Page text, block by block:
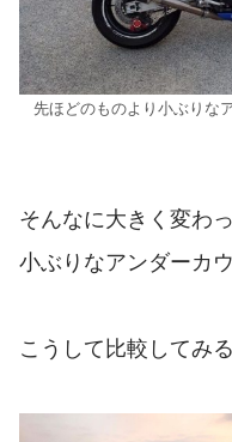
先ほどのものより小ぶりな
そんなに大きく変わ
小ぶりなアンダーカ
こうして比較してみ